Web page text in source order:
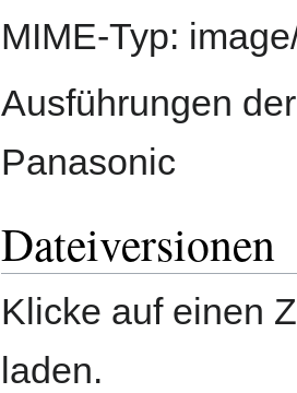
MIME-Typ:
Ausführungen
Panasonic
Dateiversionen
Klicke auf einen
laden.